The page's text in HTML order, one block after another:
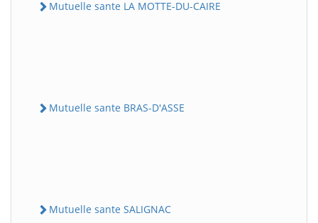
Mutuelle sante LA MOTTE-DU-CAIRE
Mutuelle sante BRAS-D'ASSE
Mutuelle sante SALIGNAC